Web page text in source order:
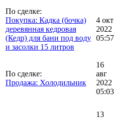
По сделке:
Покупка: Кадка (бочка)
деревянная кедровая
(Кедр) для бани под воду
и засолки 15 литров
4 окт
2022
05:57
По сделке:
Продажа: Холодильник
16
авг
2022
05:03
13